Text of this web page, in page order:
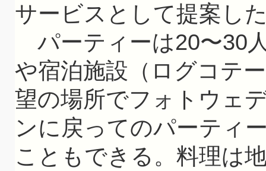
サービスとして提案し
パーティーは20〜30
や宿泊施設（ログコテ
望の場所でフォトウェ
ンに戻ってのパーティ
こともできる。料理は